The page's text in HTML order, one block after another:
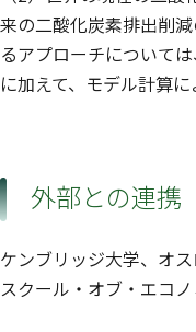
来の二酸化炭素排出削
るアプローチについて
に加えて、モデル計算に
外部との連携
ケンブリッジ大学、オ
スクール・オブ・エコ